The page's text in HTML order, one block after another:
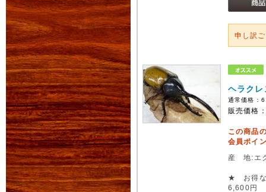
申し訳
ヘラク
通常価格：
販売価格
この商品
会員ポイ
産 地:エ
★ お得
6,600円